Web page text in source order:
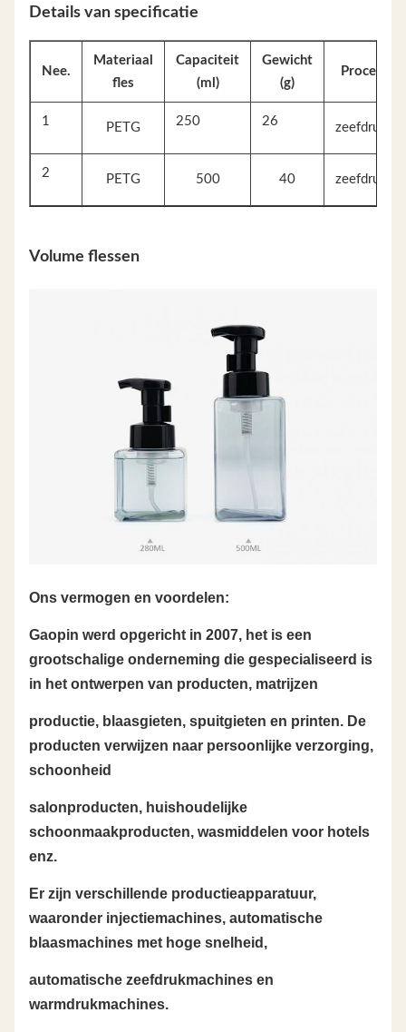
Details van specificatie
Nee.
Materiaal
fles
Capaciteit
(ml)
Gewicht
(g)
Proces
1 PETG 250 26 zeefdruk
2 PETG 500 40 zeefdruk
Volume flessen
Ons vermogen en voordelen:
Gaopin werd opgericht in 2007, het is een
grootschalige onderneming die gespecialiseerd is
in het ontwerpen van producten, matrijzen
productie, blaasgieten, spuitgieten en printen. De
producten verwijzen naar persoonlijke verzorging,
schoonheid
salonproducten, huishoudelijke
schoonmaakproducten, wasmiddelen voor hotels
enz.
Er zijn verschillende productieapparatuur,
waaronder injectiemachines, automatische
blaasmachines met hoge snelheid,
automatische zeefdrukmachines en
warmdrukmachines.